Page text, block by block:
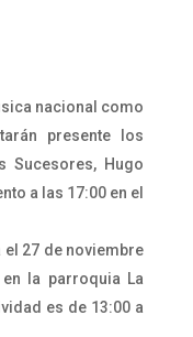
nacional como
presente los
Sucesores, Hugo
a las 17:00 en el
el 27 de noviembre
la parroquia La
es de 13:00 a